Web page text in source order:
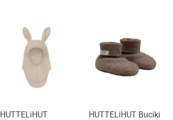
HUTTELiHUT
HUTTELiHUT Buciki